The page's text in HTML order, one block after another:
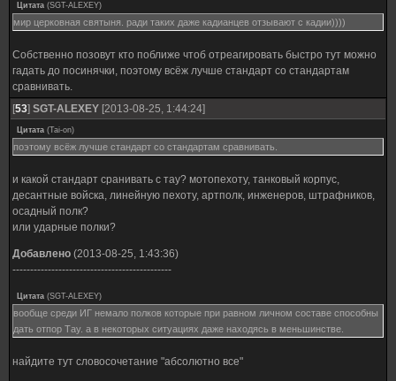
Цитата (SGT-ALEXEY)
мир церковная святыня. ради таких даже кадианцев отзывают с кадии))))
Собственно позовут кто поближе чтоб отреагировать быстро тут можно
гадать до посинячки, поэтому всёж лучше стандарт со стандартам
сравнивать.
[53] SGT-ALEXEY [2013-08-25, 1:44:24]
Цитата (Tai-on)
поэтому всёж лучше стандарт со стандартам сравнивать.
и какой стандарт сранивать с тау? мотопехоту, танковый корпус,
десантные войска, линейную пехоту, артполк, инженеров, штрафников,
осадный полк?
или ударные полки?
Добавлено (2013-08-25, 1:43:36)
---------------------------------------------
Цитата (SGT-ALEXEY)
вообще среди ИГ немало полков которые при равном личном составе способны
дать отпор Тау. а в некоторых ситуациях даже находясь в меньшинстве.
найдите тут словосочетание "абсолютно все"